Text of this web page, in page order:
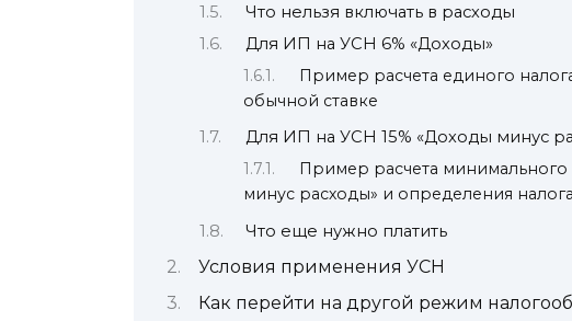
Что нельзя включать в расходы
Для ИП на УСН 6% «Доходы»
Пример расчета единого
обычной ставке
Для ИП на УСН 15% «Доходы минус
Пример расчета
минус расходы» и определения
Что еще нужно платить
Условия применения УСН
Как перейти на другой режим